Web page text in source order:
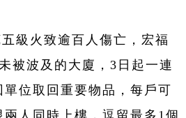
級火致逾百人傷亡，宏福
被波及的大廈，3日起一連
位取回重要物品， 每戶可